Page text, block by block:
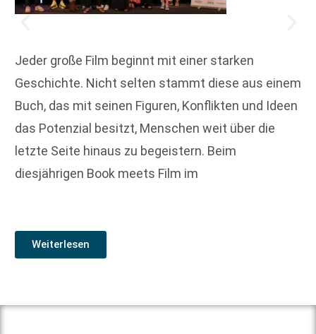
Jeder große Film beginnt mit einer starken
Geschichte. Nicht selten stammt diese aus einem
Buch, das mit seinen Figuren, Konflikten und Ideen
das Potenzial besitzt, Menschen weit über die
letzte Seite hinaus zu begeistern. Beim
diesjährigen Book meets Film im
Weiterlesen